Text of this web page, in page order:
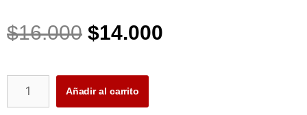
$16.000 $14.000
Añadir al carrito